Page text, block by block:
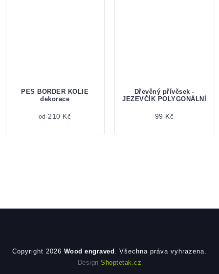
PES BORDER KOLIE
dekorace
od 210 Kč
Dřevěný přívěsek -
JEZEVČÍK POLYGONÁLNÍ
99 Kč
Copyright 2026 Wood engraved . Všechna práva vyhrazena.
DesignShoptetak.cz